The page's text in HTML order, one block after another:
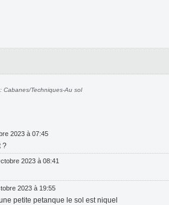
Techniques-Au sol
2023 à 07:45
?
2023 à 08:41
2023 à 19:55
petite petanque le sol est niquel